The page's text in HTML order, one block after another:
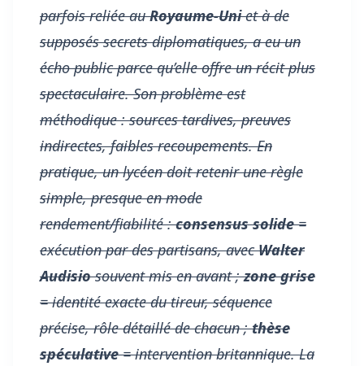
parfois reliée auRoyaume-Uniet à de
supposés secrets diplomatiques, a eu un
écho public parce qu’elle offre un récit plus
spectaculaire. Son problème est
méthodique : sources tardives, preuves
indirectes, faibles recoupements. En
pratique, un lycéen doit retenir une règle
simple, presque en mode
rendement/fiabilité :consensus solide=
exécution par des partisans, avecWalter
Audisiosouvent mis en avant ;zone grise
= identité exacte du tireur, séquence
précise, rôle détaillé de chacun ;thèse
spéculative= intervention britannique. La